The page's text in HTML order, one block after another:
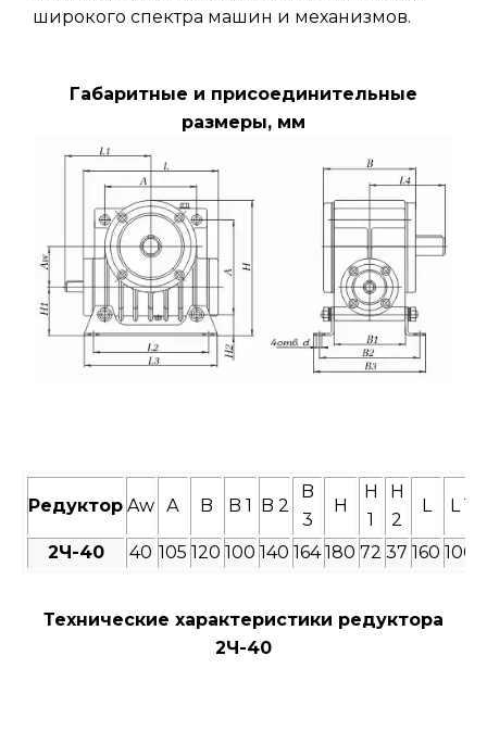
широкого спектра машин и механизмов.
Габаритные и присоединительные
размеры, мм
Редуктор Aw А B B 1 B 2
B
3
H
H
1
H
2
L L 1
2Ч-40 40 105 120 100 140 164 180 72 37 160 100
Технические характеристики редуктора
2Ч-40